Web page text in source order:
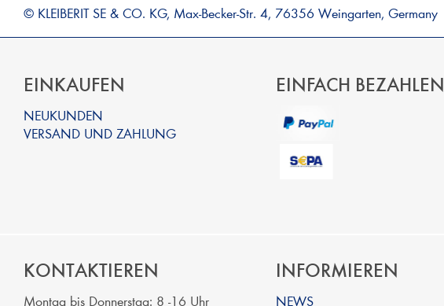
© KLEIBERIT SE & CO. KG, Max-Becker-Str. 4, 76356 Weingarten, Germany
EINKAUFEN
NEUKUNDEN
VERSAND UND ZAHLUNG
EINFACH BEZAHLEN
KONTAKTIEREN
Montag bis Donnerstag: 8 -16 Uhr
INFORMIEREN
NEWS